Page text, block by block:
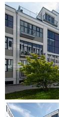
ny form.
Projektets
således været
syntese
boligmiljø.